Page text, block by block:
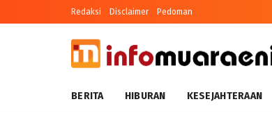
Redaksi Disclaimer Pedoman
BERITA HIBURAN KESEJAHTERAAN